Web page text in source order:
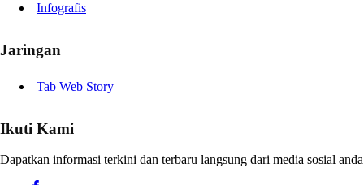
Infografis
Jaringan
Tab Web Story
Ikuti Kami
Dapatkan informasi terkini dan terbaru langsung dari media sosial anda